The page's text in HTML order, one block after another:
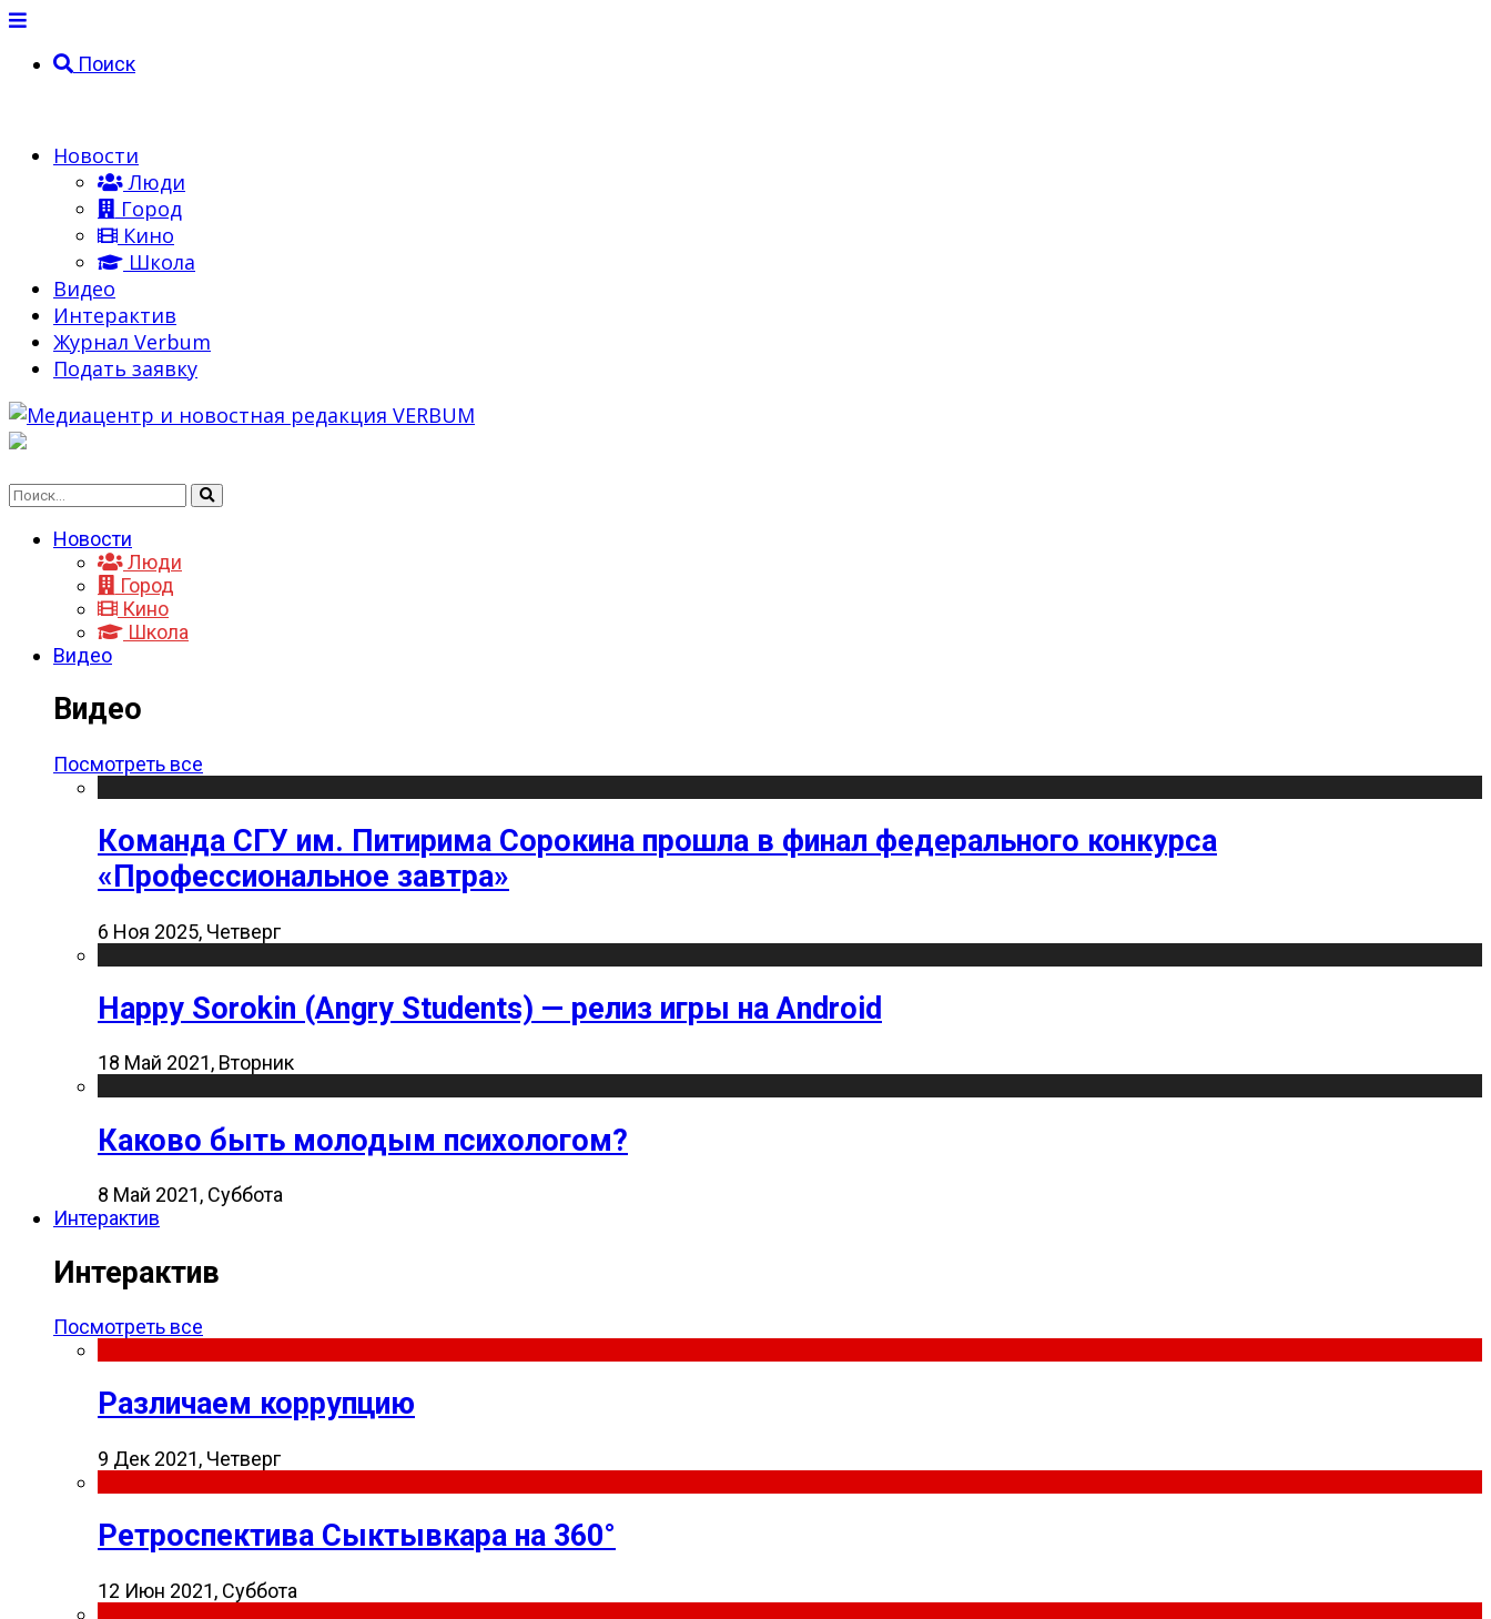
Поиск
Новости
Люди
Город
Кино
Школа
Видео
Интерактив
Журнал Verbum
Подать заявку
Новости
Люди
Город
Кино
Школа
Видео
Видео
Посмотреть все
Команда СГУ им. Питирима Сорокина прошла в финал федерального конкурса
«Профессиональное завтра»
6 Ноя 2025, Четверг
Happy Sorokin (Angry Students) — релиз игры на Android
18 Май 2021, Вторник
Каково быть молодым психологом?
8 Май 2021, Суббота
Интерактив
Интерактив
Посмотреть все
Различаем коррупцию
9 Дек 2021, Четверг
Ретроспектива Сыктывкара на 360°
12 Июн 2021, Суббота